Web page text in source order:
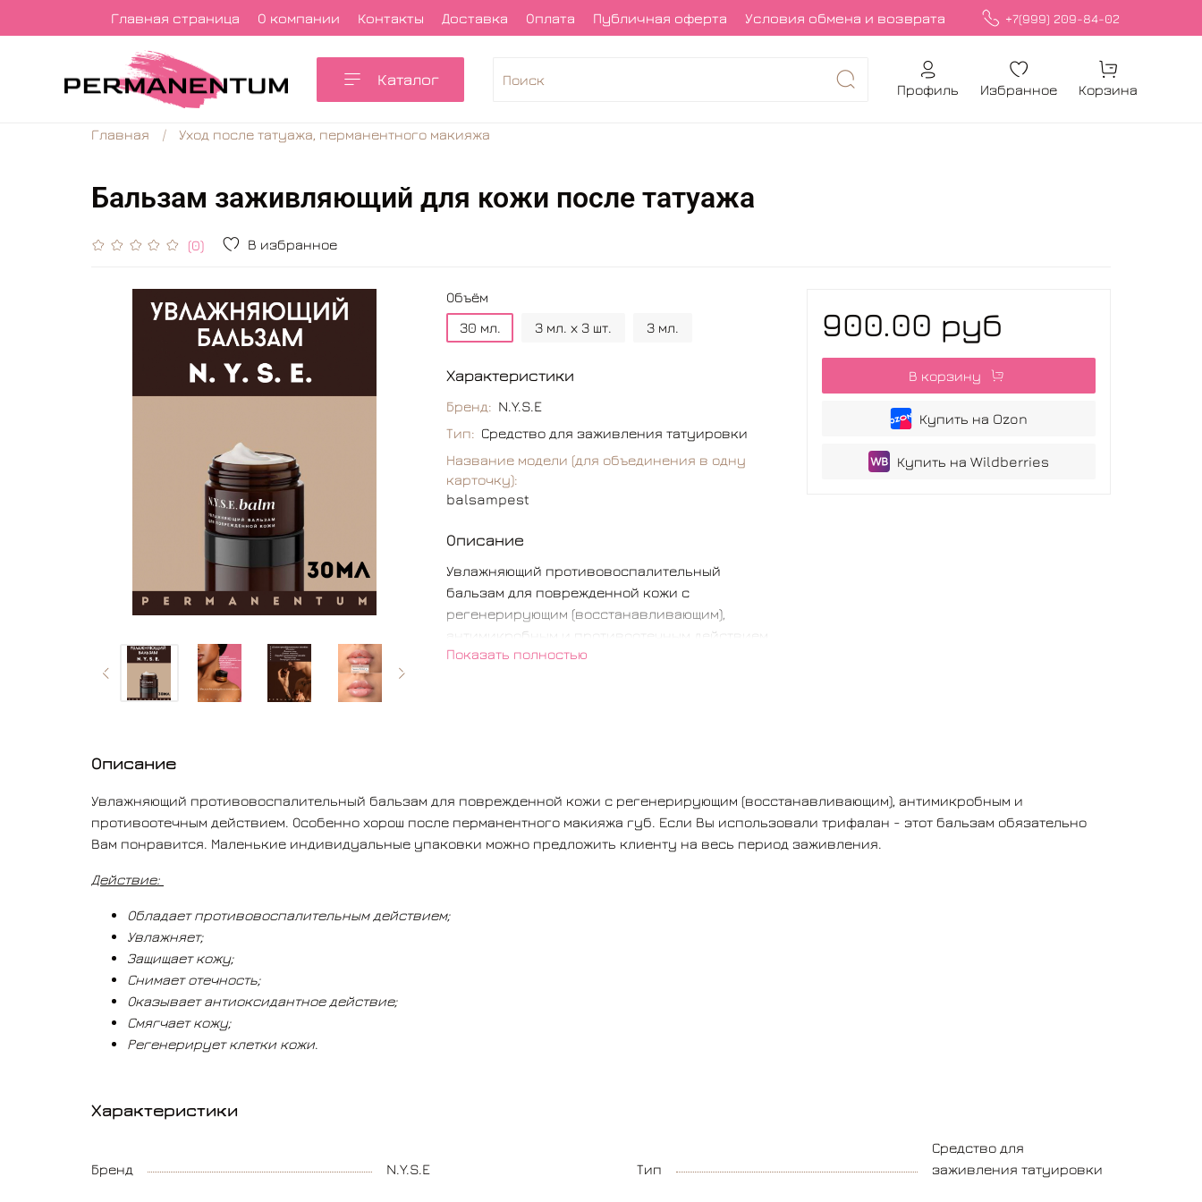
Главная страница О компании Контакты Доставка Оплата Публичная оферта Условия обмена и возврата +7(999) 209-84-02
Каталог
Профиль Избранное Корзина
Главная Уход после татуажа, перманентного макияжа
Бальзам заживляющий для кожи после татуажа
(0) В избранное
Объём
30 мл.
3 мл. х 3 шт. 3 мл.
Характеристики
Бренд: N.Y.S.E
Тип: Средство для заживления татуировки
Название модели (для объединения в одну
карточку):
balsampest
Описание
Увлажняющий противовоспалительный
бальзам для поврежденной кожи с
регенерирующим (восстанавливающим),
антимикробным и противоотечным действием.
Особенно хорош после перманентного макияжа
Действие:
Обладает противовоспалительным
Показать полностью
900.00 руб
В корзину
Купить на Ozon
Купить на Wildberries
Описание
Увлажняющий противовоспалительный бальзам для поврежденной кожи с регенерирующим (восстанавливающим), антимикробным и
противоотечным действием. Особенно хорош после перманентного макияжа губ. Если Вы использовали трифалан - этот бальзам обязательно
Вам понравится. Маленькие индивидуальные упаковки можно предложить клиенту на весь период заживления.
Действие:
Обладает противовоспалительным действием;
Увлажняет;
Защищает кожу;
Снимает отечность;
Оказывает антиоксидантное действие;
Смягчает кожу;
Регенерирует клетки кожи.
Характеристики
Бренд N.Y.S.E Тип
Средство для
заживления татуировки